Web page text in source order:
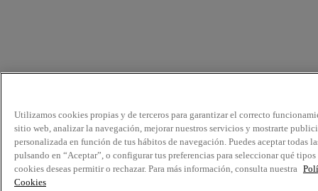
Utilizamos cookies propias y de terceros para garantizar el correcto
sitio web, analizar la navegación, mejorar nuestros servicios y mostrarte
personalizada en función de tus hábitos de navegación. Puedes aceptar todas
pulsando en “Aceptar”, o configurar tus preferencias para seleccionar qué tipos
cookies deseas permitir o rechazar. Para más información, consulta nuestra
Cookies